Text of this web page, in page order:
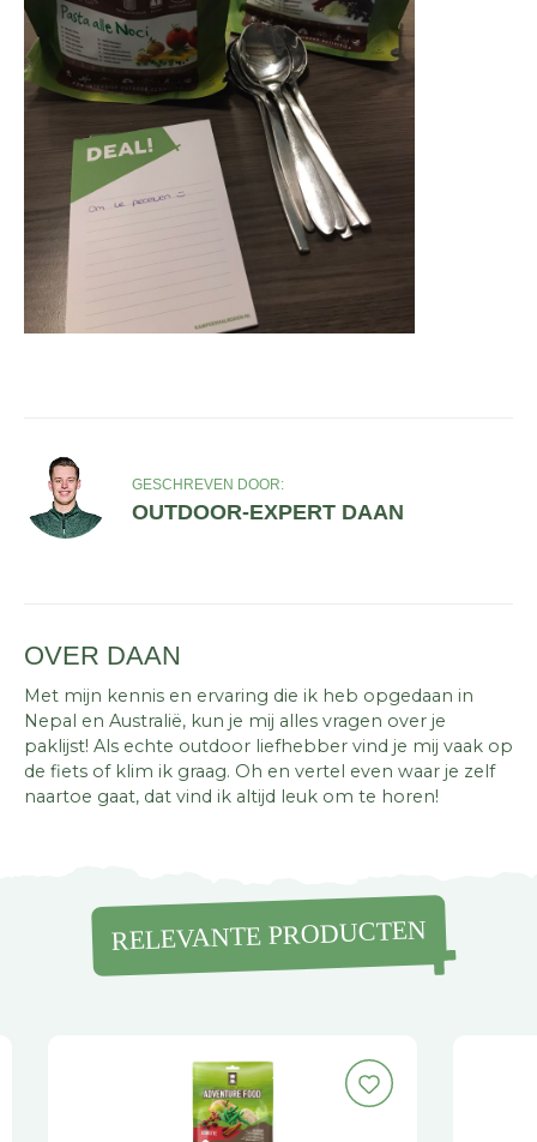
GESCHREVEN DOOR:
OUTDOOR-EXPERT DAAN
OVER DAAN
Met mijn kennis en ervaring die ik heb opgedaan in
Nepal en Australië, kun je mij alles vragen over je
paklijst! Als echte outdoor liefhebber vind je mij vaak op
de fiets of klim ik graag. Oh en vertel even waar je zelf
naartoe gaat, dat vind ik altijd leuk om te horen!
RELEVANTE PRODUCTEN